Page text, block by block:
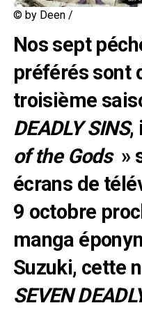
© by Deen /
Nos sept
préférés sont
troisième
DEADLY SINS,
of the Gods»
écrans de
9 octobre
manga
Suzuki, cette
SEVEN